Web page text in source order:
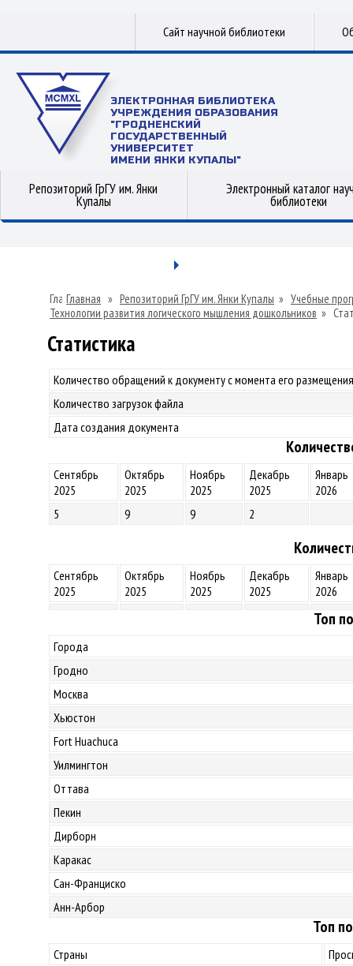
Сайт научной библиотеки
ЭЛЕКТРОННАЯ БИБЛИОТЕКА
УЧРЕЖДЕНИЯ ОБРАЗОВАНИЯ
"ГРОДНЕНСКИЙ
ГОСУДАРСТВЕННЫЙ
УНИВЕРСИТЕТ
ИМЕНИ ЯНКИ КУПАЛЫ"
Репозиторий ГрГУ им. Янки
Купалы
Электронный каталог
библиотеки
Главная » Репозиторий ГрГУ им. Янки Купалы » Учебные
Технологии развития логического мышления дошкольников »
Статистика
Количество обращений к документу с момента его
Количество загрузок файла
Дата создания документа
Сентябрь
2025
Октябрь
2025
Ноябрь
2025
Декабрь
2025
Январь
2026
5
9 9 2
Сентябрь
2025
Октябрь
2025
Ноябрь
2025
Декабрь
2025
Январь
2026
Топ
Города
Гродно
Москва
Хьюстон
Fort Huachuca
Уилмингтон
Оттава
Пекин
Дирборн
Каракас
Сан-Франциско
Анн-Арбор
Топ
Страны